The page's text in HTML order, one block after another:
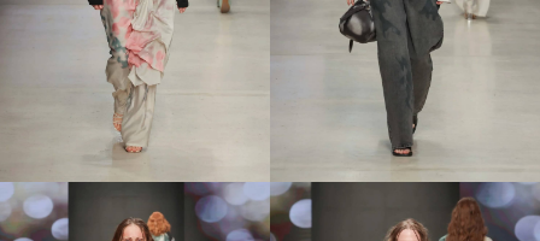
Перейти в каталог
Новинки
info@unke.store